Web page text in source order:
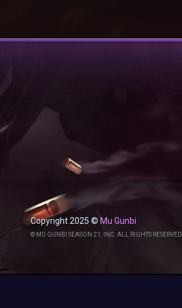
Copyright 2025 © Mu Gunbi
© MU GUNBI SEASON 21, INC. ALL RIGHTS RESERVED.